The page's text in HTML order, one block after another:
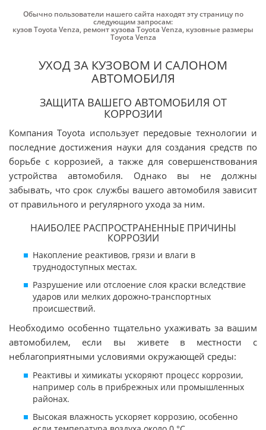
Обычно пользователи нашего сайта находят эту страницу по
следующим запросам:
кузов Toyota Venza, ремонт кузова Toyota Venza, кузовные размеры
Toyota Venza
УХОД ЗА КУЗОВОМ И САЛОНОМ
АВТОМОБИЛЯ
ЗАЩИТА ВАШЕГО АВТОМОБИЛЯ ОТ
КОРРОЗИИ
Компания Toyota использует передовые технологии и
последние достижения науки для создания средств по
борьбе с коррозией, а также для совершенствования
устройства автомобиля. Однако вы не должны
забывать, что срок службы вашего автомобиля зависит
от правильного и регулярного ухода за ним.
НАИБОЛЕЕ РАСПРОСТРАНЕННЫЕ ПРИЧИНЫ
КОРРОЗИИ
Накопление реактивов, грязи и влаги в
труднодоступных местах.
Разрушение или отслоение слоя краски вследствие
ударов или мелких дорожно-транспортных
происшествий.
Необходимо особенно тщательно ухаживать за вашим
автомобилем, если вы живете в местности с
неблагоприятными условиями окружающей среды:
Реактивы и химикаты ускоряют процесс коррозии,
например соль в прибрежных или промышленных
районах.
Высокая влажность ускоряет коррозию, особенно